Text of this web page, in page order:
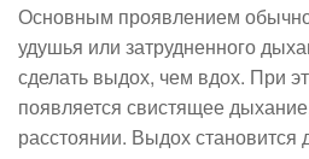
Основным проявлением
удушья или затрудненного
сделать выдох, чем вдох. При
появляется свистящее
расстоянии. Выдох становится